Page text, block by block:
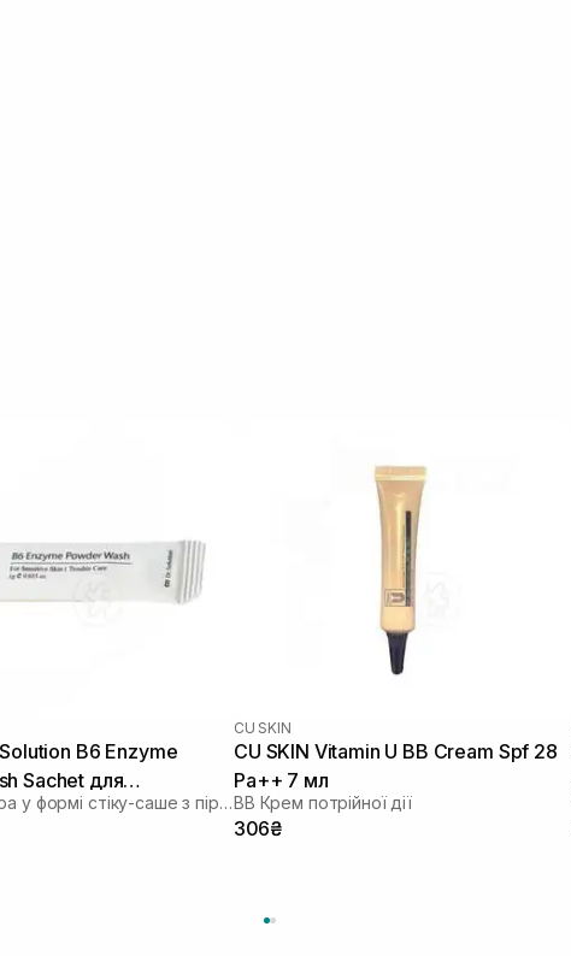
B6 Enzyme
Sachet для
та жирної шкіри 1шт* 1Ензимна пудра у формі стіку-саше з піридоксином та каламіном
CU SKIN
CU SKIN Vitamin U BB Cream Spf 28
Pa++ 7 мл
BB Крем потрійної дії
306₴